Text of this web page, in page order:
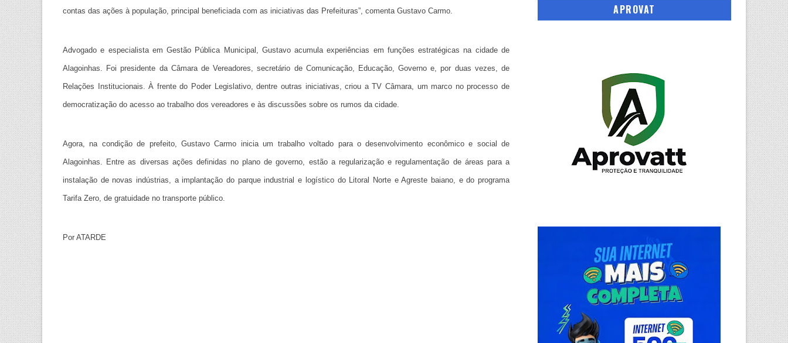
contas das ações à população, principal beneficiada com as iniciativas das Prefeituras”, comenta Gustavo Carmo.
Advogado e especialista em Gestão Pública Municipal, Gustavo acumula experiências em funções estratégicas na cidade de
Alagoinhas. Foi presidente da Câmara de Vereadores, secretário de Comunicação, Educação, Governo e, por duas vezes, de
Relações Institucionais. À frente do Poder Legislativo, dentre outras iniciativas, criou a TV Câmara, um marco no processo de
democratização do acesso ao trabalho dos vereadores e às discussões sobre os rumos da cidade.
Agora, na condição de prefeito, Gustavo Carmo inicia um trabalho voltado para o desenvolvimento econômico e social de
Alagoinhas. Entre as diversas ações definidas no plano de governo, estão a regularização e regulamentação de áreas para a
instalação de novas indústrias, a implantação do parque industrial e logístico do Litoral Norte e Agreste baiano, e do programa
Tarifa Zero, de gratuidade no transporte público.
Por ATARDE
APROVAT